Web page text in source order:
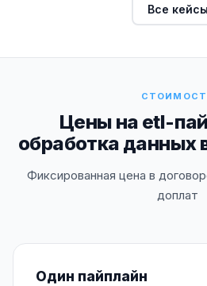
Все кейсы
Цены на etl-
обработка данных
Фиксированная цена в
доплат
Один пайплайн